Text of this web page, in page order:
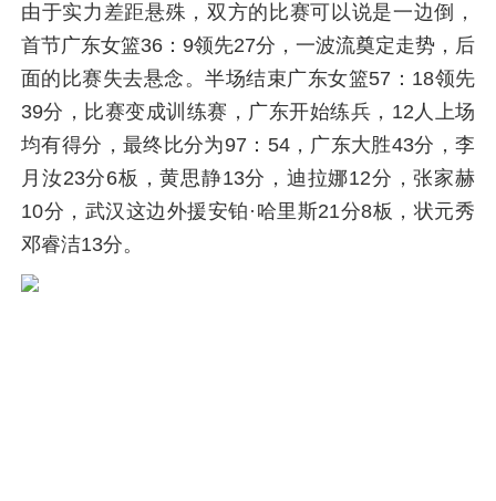
由于实力差距悬殊，双方的比赛可以说是一边倒，
首节广东女篮36：9领先27分，一波流奠定走势，后
面的比赛失去悬念。半场结束广东女篮57：18领先
39分，比赛变成训练赛，广东开始练兵，12人上场
均有得分，最终比分为97：54，广东大胜43分，李
月汝23分6板，黄思静13分，迪拉娜12分，张家赫
10分，武汉这边外援安铂·哈里斯21分8板，状元秀
邓睿洁13分。